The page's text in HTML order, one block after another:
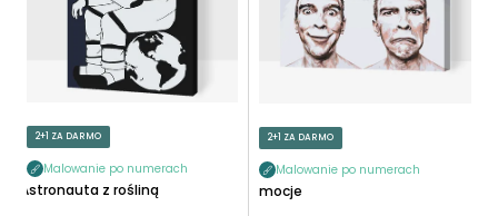
O
D
U
K
U
K
T
2+1 ZA DARMO
Malowanie po numerach
Astronauta z rośliną
2+1 ZA DARMO
Malowanie po numerach
Emocje